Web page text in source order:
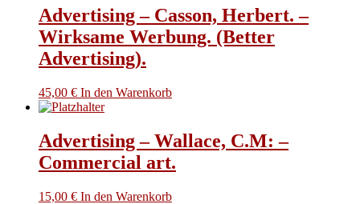
Advertising – Casson, Herbert. –
Wirksame Werbung. (Better
Advertising).
45,00 € In den Warenkorb
Advertising – Wallace, C.M: –
Commercial art.
15,00 € In den Warenkorb